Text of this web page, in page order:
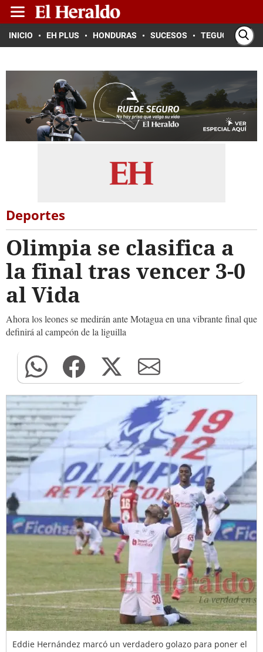
INICIO EH PLUS HONDURAS SUCESOS TEGUCIGALPA
Deportes
Olimpia se clasifica a
la final tras vencer 3-0
al Vida
Ahora los leones se medirán ante Motagua en una vibrante final que
definirá al campeón de la liguilla
Eddie Hernández marcó un verdadero golazo para poner el